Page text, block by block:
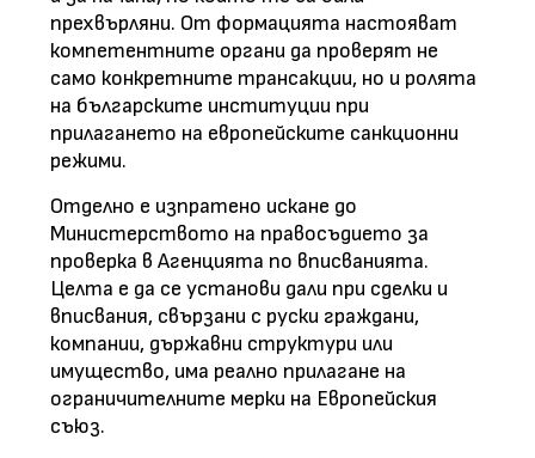
прехвърляни. От формацията настояват
компетентните органи да проверят не
само конкретните трансакции, но и ролята
на българските институции при
прилагането на европейските санкционни
режими.
Отделно е изпратено искане до
Министерството на правосъдието за
проверка в Агенцията по вписванията.
Целта е да се установи дали при сделки и
вписвания, свързани с руски граждани,
компании, държавни структури или
имущество, има реално прилагане на
ограничителните мерки на Европейския
съюз.